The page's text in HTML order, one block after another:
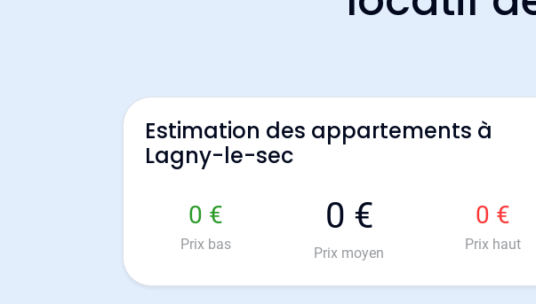
Estimation des appartements à
Lagny-le-sec
0 €
Prix bas
0 €
Prix moyen
0 €
Prix haut